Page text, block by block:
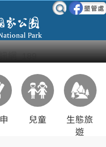
兒童
生態旅
遊